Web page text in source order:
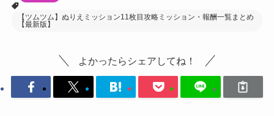
【ツムツム】ぬりえミッシ
【ツムツム】鼻がピンクの